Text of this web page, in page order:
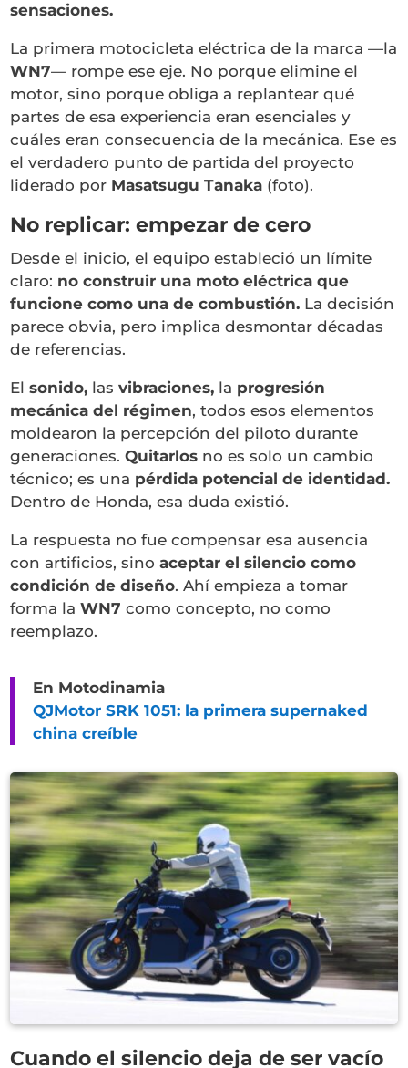
sensaciones.
La primera motocicleta eléctrica de la marca —la
WN7— rompe ese eje. No porque elimine el
motor, sino porque obliga a replantear qué
partes de esa experiencia eran esenciales y
cuáles eran consecuencia de la mecánica. Ese es
el verdadero punto de partida del proyecto
liderado por Masatsugu Tanaka (foto).
No replicar: empezar de cero
Desde el inicio, el equipo estableció un límite
claro: no construir una moto eléctrica que
funcione como una de combustión. La decisión
parece obvia, pero implica desmontar décadas
de referencias.
Elsonido, las vibraciones, la progresión
mecánica del régimen, todos esos elementos
moldearon la percepción del piloto durante
generaciones.Quitarlos no es solo un cambio
técnico; es una pérdida potencial de identidad.
Dentro de Honda, esa duda existió.
La respuesta no fue compensar esa ausencia
con artificios, sinoaceptar el silencio como
condición de diseño. Ahí empieza a tomar
forma laWN7 como concepto, no como
reemplazo.
En Motodinamia
QJMotor SRK 1051: la primera supernaked
china creíble
Cuando el silencio deja de ser vacío